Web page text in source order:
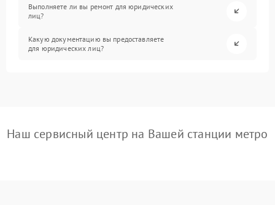
Выполняете ли вы ремонт для юридических
лиц?
Какую документацию вы предоставляете
для юридических лиц?
Наш сервисный центр на Вашей станции метро